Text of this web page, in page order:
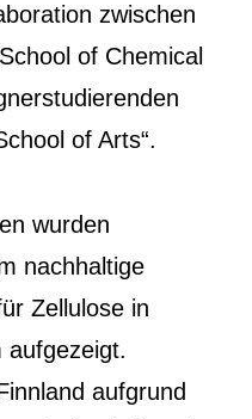
zwischen
of Chemical
of Arts“.
wurden
nachhaltige
Zellulose in
aufgezeigt.
aufgrund